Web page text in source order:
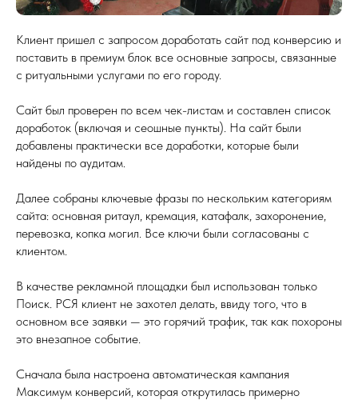
Клиент пришел с запросом доработать сайт под конверсию и
поставить в премиум блок все основные запросы, связанные
с ритуальными услугами по его городу.
Сайт был проверен по всем чек-листам и составлен список
доработок (включая и сеошные пункты). На сайт были
добавлены практически все доработки, которые были
найдены по аудитам.
Далее собраны ключевые фразы по нескольким категориям
сайта: основная ритаул, кремация, катафалк, захоронение,
перевозка, копка могил. Все ключи были согласованы с
клиентом.
В качестве рекламной площадки был использован только
Поиск. РСЯ клиент не захотел делать, ввиду того, что в
основном все заявки — это горячий трафик, так как похороны
это внезапное событие.
Сначала была настроена автоматическая кампания
Максимум конверсий, которая открутилась примерно